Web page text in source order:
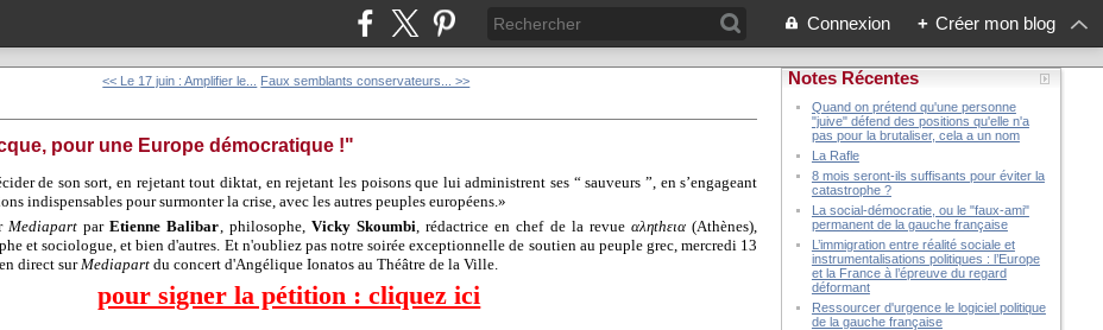
Connexion + Créer mon blog
<< Le 17 juin : Amplifier le... Faux semblants conservateurs... >>
pour une Europe démocratique !"
de son sort, en rejetant tout diktat, en rejetant les poisons que lui administrent ses “ sauveurs ”, en s’engageant
indispensables pour surmonter la crise, avec les autres peuples européens.»
Mediapart parEtienne Balibar , philosophe, Vicky Skoumbi , rédactrice en chef de la revueαληthεια (Athènes),
et sociologue, et bien d'autres. Et n'oubliez pas notre soirée exceptionnelle de soutien au peuple grec, mercredi 13
direct sur Mediapart du concert d'Angélique Ionatos au Théâtre de la Ville.
pour signer la pétition : cliquez ici
Notes Récentes
Quand on prétend qu'une personne
"juive" défend des positions qu'elle n'a
pas pour la brutaliser, cela a un nom
La Rafle
8 mois seront-ils suffisants pour éviter la
catastrophe ?
La social-démocratie, ou le "faux-ami"
permanent de la gauche française
L’immigration entre réalité sociale et
instrumentalisations politiques : l’Europe
et la France à l’épreuve du regard
déformant
Ressourcer d'urgence le logiciel politique
de la gauche française